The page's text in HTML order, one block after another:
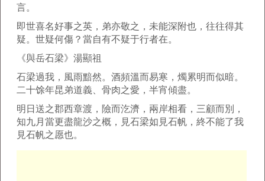
言。
即世喜名好事之英，弟亦敬之，未能深附也，往往得其
疑。世疑何傷？當自有不疑于行者在。
《與岳石梁》湯顯祖
石梁過我，風雨黯然。酒頻溫而易寒，燭累明而似暗。
二十馀年昆弟道義、骨肉之愛，半宵傾盡。
明日送之郡西章渡，險而汔濟，兩岸相看，三顧而別，
知九月當更盡龍沙之概，見石梁如見石帆，終不能了我
見石帆之愿也。